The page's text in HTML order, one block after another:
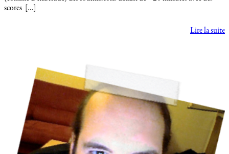
scores […]
Lire la suite